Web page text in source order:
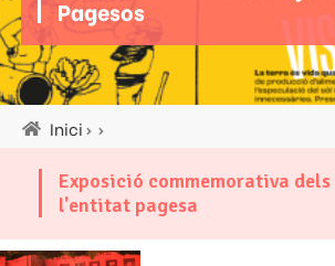
Pagesos
Inici
Exposició commemorativa dels
l'entitat pagesa